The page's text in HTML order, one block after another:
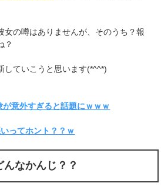
女の噂はありませんが、そのうち？報
？
していこうと思います(*^^*)
意外すぎると話題にｗｗｗ
ってホント？？ｗ
なかんじ？？